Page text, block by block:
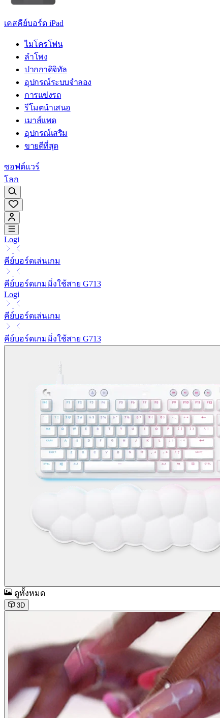
เคสคีย์บอร์ด iPad
ไมโครโฟน
ลำโพง
ปากกาดิจิทัล
อุปกรณ์ระบบจำลอง
การแข่งรถ
รีโมตนำเสนอ
เมาส์แพด
อุปกรณ์เสริม
ขายดีที่สุด
ซอฟต์แวร์
โลก
Logi
คีย์บอร์ดเล่นเกม
คีย์บอร์ดเกมมิ่งใช้สาย G713
Logi
คีย์บอร์ดเล่นเกม
คีย์บอร์ดเกมมิ่งใช้สาย G713
ดูทั้งหมด
3D